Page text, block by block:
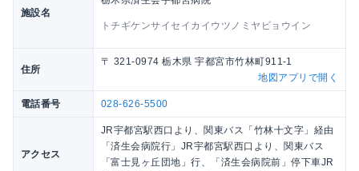
施設名
トチギケンサイセイカイウツノミヤビョウイン
住所
〒 321-0974 栃木県 宇都宮市竹林町911-1
地図アプリで開く
電話番号 028-626-5500
アクセス
JR宇都宮駅西口より、関東バス「竹林十文字」経由
「済生会病院行」JR宇都宮駅西口より、関東バス
「富士見ヶ丘団地」行、「済生会病院前」停下車JR